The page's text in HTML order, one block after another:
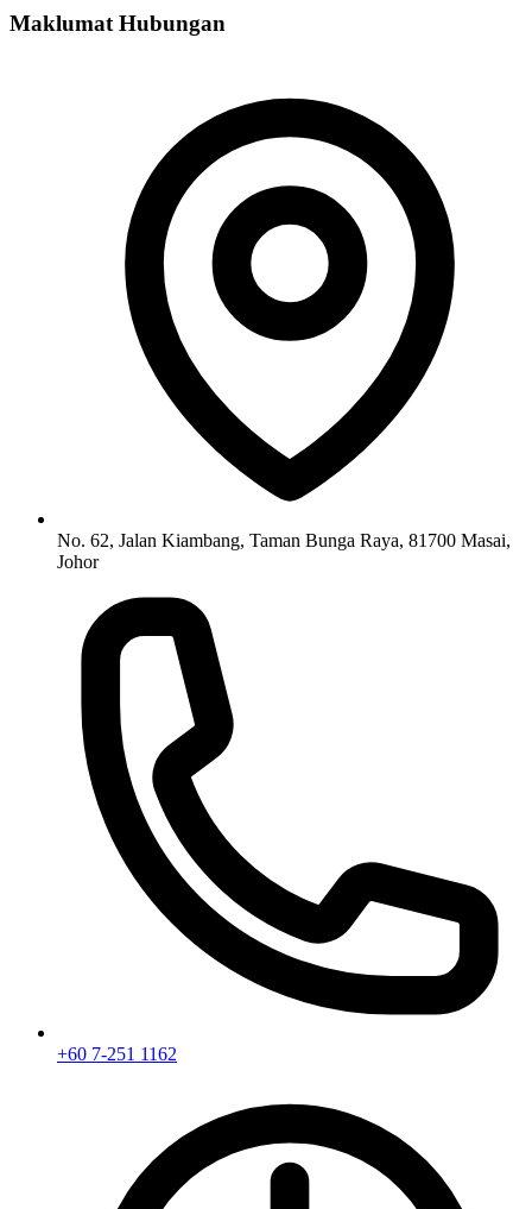
Maklumat Hubungan
No. 62, Jalan Kiambang, Taman Bunga Raya, 81700 Masai,
Johor
+60 7-251 1162